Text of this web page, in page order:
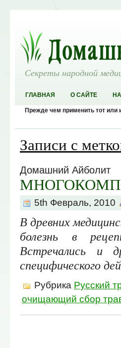
Секреты народной
ГЛАВНАЯ О САЙТЕ
Прежде чем применить тот или
Записи с
Домашний Айболит
5th Февраль, 2010
В древних
болезнь в
Встречались и
специфического
Рубрика Русский
очищающий сбор